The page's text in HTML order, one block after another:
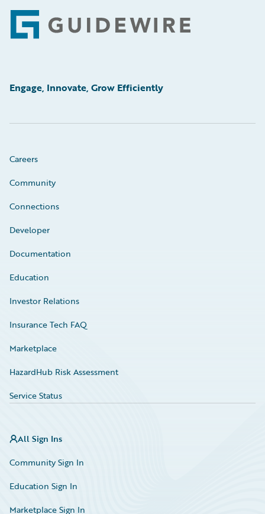
Footer
Engage, Innovate, Grow Efficiently
Careers
Community
Connections
Developer
Documentation
Education
Investor Relations
Insurance Tech FAQ
Marketplace
HazardHub Risk Assessment
Service Status
All Sign Ins
Community Sign In
Education Sign In
Marketplace Sign In